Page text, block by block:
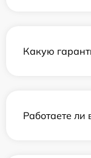
Какую
Работаете ли